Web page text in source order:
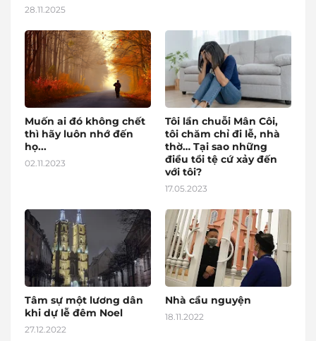
28.11.2025
Muốn ai đó không chết
thì hãy luôn nhớ đến
họ...
02.11.2023
Tôi lần chuỗi Mân Côi,
tôi chăm chỉ đi lễ, nhà
thờ… Tại sao những
điều tồi tệ cứ xảy đến
với tôi?
17.05.2023
Tâm sự một lương dân
khi dự lễ đêm Noel
27.12.2022
Nhà cầu nguyện
18.11.2022